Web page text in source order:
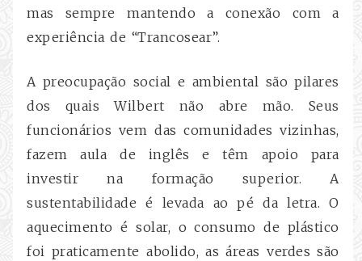
mas sempre mantendo a conexão com a
experiência de “Trancosear”.
A preocupação social e ambiental são pilares
dos quais Wilbert não abre mão. Seus
funcionários vem das comunidades vizinhas,
fazem aula de inglês e têm apoio para
investir na formação superior. A
sustentabilidade é levada ao pé da letra. O
aquecimento é solar, o consumo de plástico
foi praticamente abolido, as áreas verdes são